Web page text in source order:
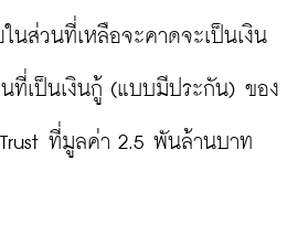
นส่วนที่เหลือจะคาดจะเป็นเงิน
ที่เป็นเงินกู้ (แบบมีประกัน) ของ
ที่มูลค่า 2.5 พันล้านบาท